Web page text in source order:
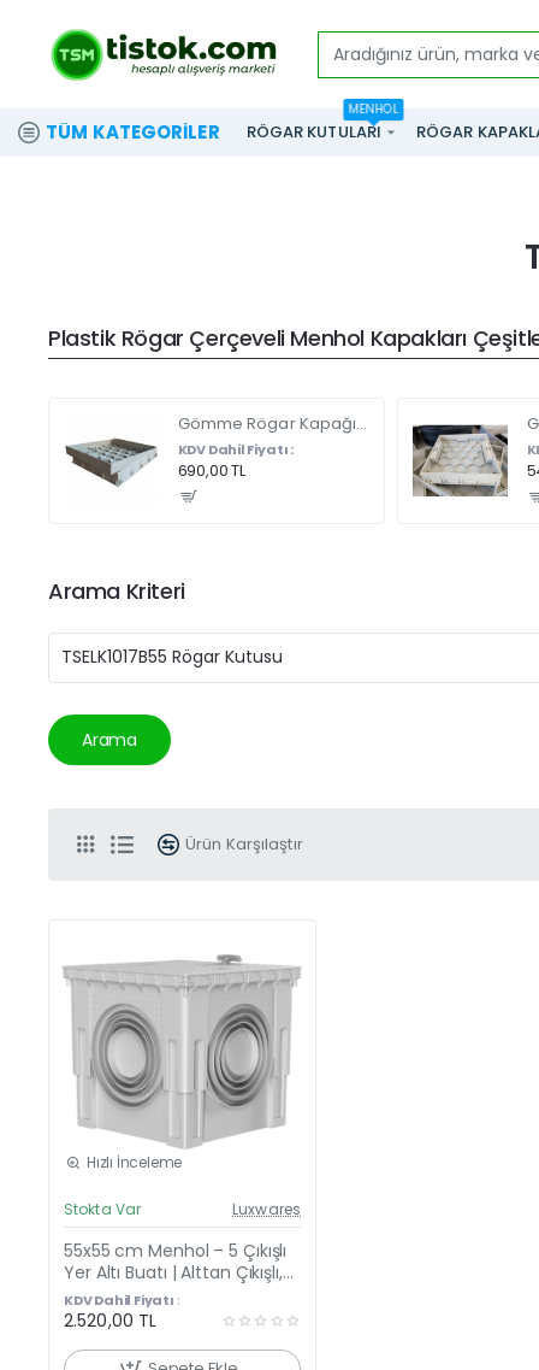
Aradığınız
marka
ve
TÜM KATEGORILER RÖGAR KUTULARI
MENHOL
RÖGAR
Plastik Rögar Çerçeveli Menhol Kapakları
Gömme Rögar Kapağı - Seramik - Fayans Ve Mermer Zeminlerde - Gizli Çerçeve Kapak Çift Kulplu 45 X 45
KDV Dahil Fiyatı :
690,00 TL
Arama Kriteri
Arama
Ürün Karşılaştır
Hızlı İnceleme
Yeni Ürün
Stokta Var Luxwares
55x55 cm Menhol – 5 Çıkışlı
Yer Altı Buatı | Alttan Çıkışlı,
PE Katkılı, Kulplu Düz Kapaklı
Rögar Kutusu
KDV Dahil Fiyatı :
2.520,00 TL